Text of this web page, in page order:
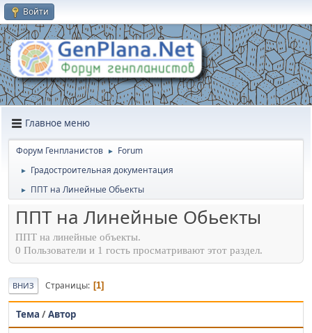
Войти
Главное меню
Форум Генпланистов ► Forum
► Градостроительная документация
► ППТ на Линейные Обьекты
ППТ на Линейные Обьекты
ППТ на линейные объекты.
0 Пользователи и 1 гость просматривают этот раздел.
ВНИЗ Страницы 1
Тема /Автор